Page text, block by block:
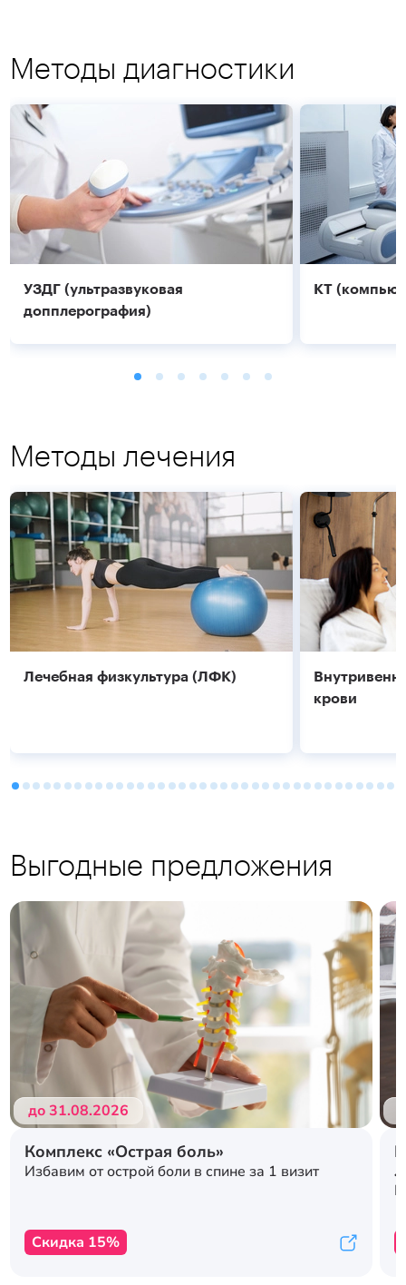
Методы диагностики
УЗДГ (ультразвуковая
допплерография)
Подробнее
КТ
Подробнее
Методы лечения
Лечебная физкультура (ЛФК)
Подробнее
крови
Подробнее
Выгодные предложения
до 31.08.2026
Комплекс «Острая боль»
Избавим от острой боли в спине за 1 визит
Скидка 15%